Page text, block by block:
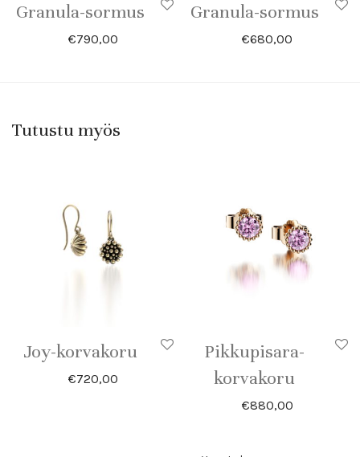
Granula-sormus
€790,00
Granula-sormus
€680,00
Tutustu myös
Joy-korvakoru
€720,00
Pikkupisara-
korvakoru
€880,00